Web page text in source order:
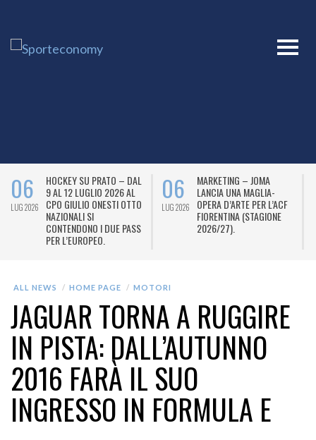
06
LUG 2026
HOCKEY SU PRATO – DAL
9 AL 12 LUGLIO 2026 AL
CPO GIULIO ONESTI OTTO
NAZIONALI SI
CONTENDONO I DUE PASS
PER L’EUROPEO.
06
LUG 2026
MARKETING – JOMA
LANCIA UNA MAGLIA-
OPERA D’ARTE PER L’ACF
FIORENTINA (STAGIONE
2026/27).
ALL NEWS HOME PAGE MOTORI
JAGUAR TORNA A RUGGIRE
IN PISTA: DALL’AUTUNNO
2016 FARÀ IL SUO
INGRESSO IN FORMULA E